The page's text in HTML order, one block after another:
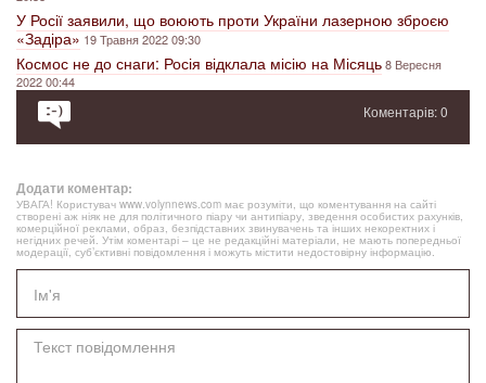
У Росії заявили, що воюють проти України лазерною зброєю
«Задіра» 19 Травня 2022 09:30
Космос не до снаги: Росія відклала місію на Місяць8 Вересня
2022 00:44
Коментарів: 0
Додати коментар:
УВАГА! Користувач www.volynnews.com має розуміти, що коментування на сайті
створені аж ніяк не для політичного піару чи антипіару, зведення особистих рахунків,
комерційної реклами, образ, безпідставних звинувачень та інших некоректних і
негідних речей. Утім коментарі – це не редакційні матеріали, не мають попередньої
модерації, суб’єктивні повідомлення і можуть містити недостовірну інформацію.